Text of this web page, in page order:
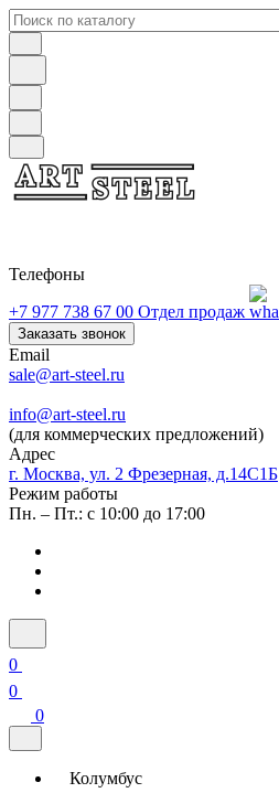
Телефоны
+7 977 738 67 00 Отдел продаж
Заказать звонок
Email
sale@art-steel.ru
info@art-steel.ru
(для коммерческих предложений)
Адрес
г. Москва, ул. 2 Фрезерная, д.14С1Б
Режим работы
Пн. – Пт.: с 10:00 до 17:00
0
0
0
Колумбус